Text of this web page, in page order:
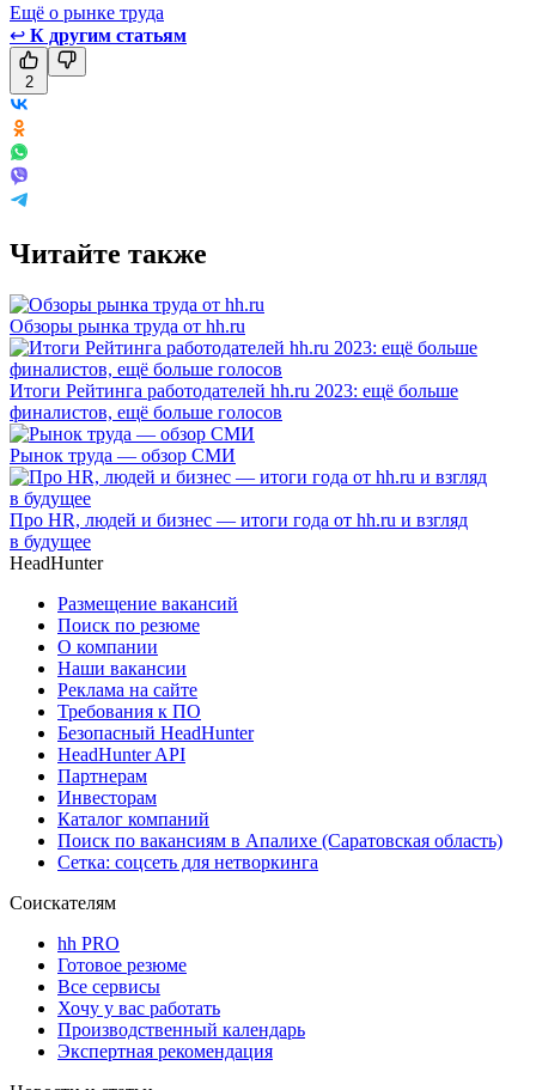
Ещё о рынке труда
↩ К другим статьям
2
Читайте также
Обзоры рынка труда от hh.ru
Итоги Рейтинга работодателей hh.ru 2023: ещё больше
финалистов, ещё больше голосов
Рынок труда — обзор СМИ
Про HR, людей и бизнес — итоги года от hh.ru и взгляд
в будущее
HeadHunter
Размещение вакансий
Поиск по резюме
О компании
Наши вакансии
Реклама на сайте
Требования к ПО
Безопасный HeadHunter
HeadHunter API
Партнерам
Инвесторам
Каталог компаний
Поиск по вакансиям в Апалихе (Саратовская область)
Сетка: соцсеть для нетворкинга
Соискателям
hh PRO
Готовое резюме
Все сервисы
Хочу у вас работать
Производственный календарь
Экспертная рекомендация